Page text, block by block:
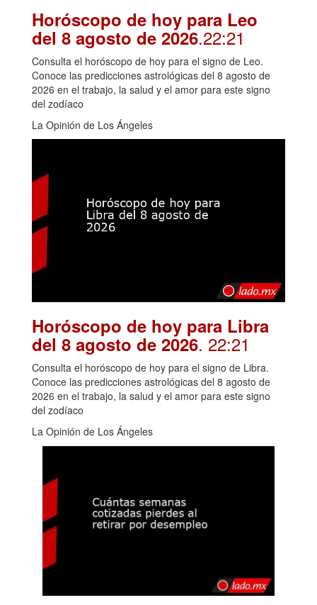
Horóscopo de hoy para Leo
del 8 agosto de 2026.22:21
Consulta el horóscopo de hoy para el signo de Leo.
Conoce las predicciones astrológicas del 8 agosto de
2026 en el trabajo, la salud y el amor para este signo
del zodíaco
La Opinión de Los Ángeles
Horóscopo de hoy para Libra
del 8 agosto de 2026. 22:21
Consulta el horóscopo de hoy para el signo de Libra.
Conoce las predicciones astrológicas del 8 agosto de
2026 en el trabajo, la salud y el amor para este signo
del zodíaco
La Opinión de Los Ángeles